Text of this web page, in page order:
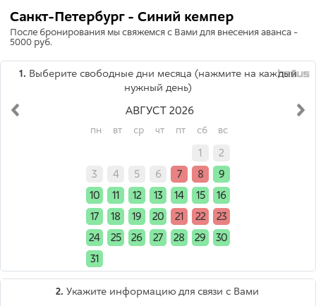
Санкт-Петербург - Синий кемпер
После бронирования мы свяжемся с Вами для внесения аванса -
5000 руб.
1. Выберите свободные дни месяца (нажмите на каждый
нужный день)
АВГУСТ 2026
пн вт ср чт пт сб вс
1
2
3
4 5 6 7 8
9
10
11 12 13 14 15
16
17
18 19 20 21 22
23
24
25 26 27 28 29
30
31
2. Укажите информацию для связи с Вами